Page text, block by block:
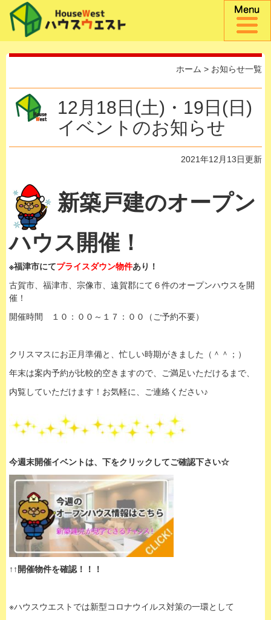
ホーム > お知らせ一覧
12月18日(土)・19日(日)
イベントのお知らせ
2021年12月13日更新
新築戸建のオープン
ハウス開催！
※福津市にてプライスダウン物件あり！
古賀市、福津市、宗像市、遠賀郡にて６件のオープンハウスを開
催！
開催時間 １０：００～１７：００（ご予約不要）
クリスマスにお正月準備と、忙しい時期がきました（＾＾；）
年末は案内予約が比較的空きますので、ご満足いただけるまで、
内覧していただけます！お気軽に、ご連絡ください♪
今週末開催イベントは、下をクリックしてご確認下さい☆
↑↑開催物件を確認！！！
※ハウスウエストでは新型コロナウイルス対策の一環として